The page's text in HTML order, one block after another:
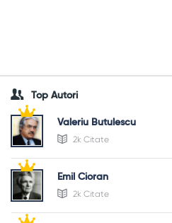
Top Autori
Valeriu Butulescu
2k Citate
Emil Cioran
2k Citate